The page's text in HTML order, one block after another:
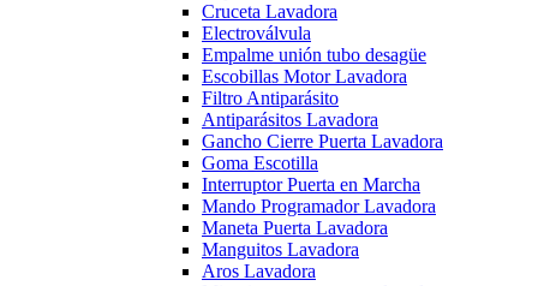
Cruceta Lavadora
Electroválvula
Empalme unión tubo desagüe
Escobillas Motor Lavadora
Filtro Antiparásito
Antiparásitos Lavadora
Gancho Cierre Puerta Lavadora
Goma Escotilla
Interruptor Puerta en Marcha
Mando Programador Lavadora
Maneta Puerta Lavadora
Manguitos Lavadora
Aros Lavadora